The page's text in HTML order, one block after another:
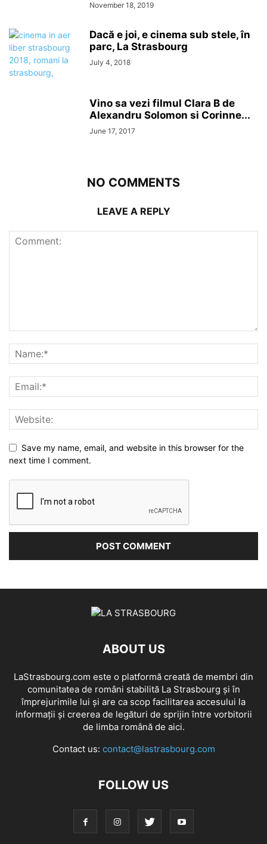
November 18, 2019
Dacă e joi, e cinema sub stele, în
parc, La Strasbourg
July 4, 2018
Vino sa vezi filmul Clara B de
Alexandru Solomon si Corinne...
June 17, 2017
NO COMMENTS
LEAVE A REPLY
Save my name, email, and website in this browser for the
next time I comment.
ABOUT US
LaStrasbourg.com este o platformă creată de membri din
comunitatea de români stabilită La Strasbourg și în
împrejurimile lui și are ca scop facilitarea accesului la
informații și creerea de legături de sprijin între vorbitorii
de limba română de aici.
Contact us: contact@lastrasbourg.com
FOLLOW US